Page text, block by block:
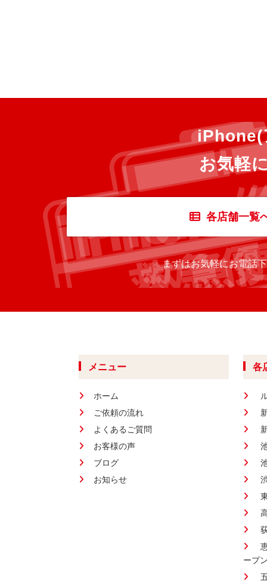
iPhone(
お気軽
各店舗一覧
まずはお気軽にお電話
メニュー
ホーム
ご依頼の流れ
よくあるご質問
お客様の声
ブログ
お知らせ
各
ープ